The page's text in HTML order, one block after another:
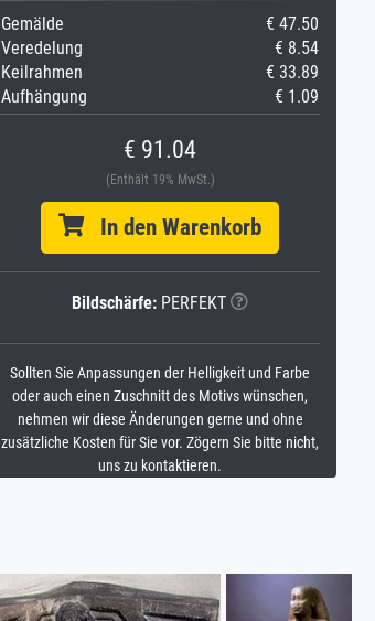
Gemälde
€ 47.50
Veredelung
€ 8.54
Keilrahmen
€ 33.89
Aufhängung
€ 1.09
€ 91.04
(Enthält 19% MwSt.)
In den Warenkorb
Bildschärfe: PERFEKT
Sollten Sie Anpassungen der Helligkeit und Farbe
oder auch einen Zuschnitt des Motivs wünschen,
nehmen wir diese Änderungen gerne und ohne
zusätzliche Kosten für Sie vor. Zögern Sie bitte nicht,
uns zu kontaktieren.